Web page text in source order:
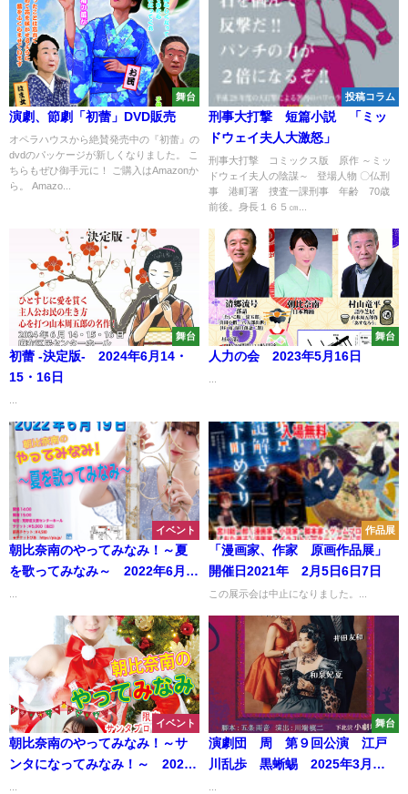
舞台
演劇、節劇「初蕾」DVD販売
オペラハウスから絶賛発売中の『初蕾』の
dvdのパッケージが新しくなりました。 こ
ちらもぜひ御手元に！ ご購入はAmazonか
ら。 Amazo...
投稿コラム
刑事大打撃 短篇小説 「ミッ
ドウェイ夫人大激怒」
刑事大打撃 コミックス版 原作 ～ミッ
ドウェイ夫人の陰謀～ 登場人物 〇仏刑
事 港町署 捜査一課刑事 年齢 70歳
前後。身長１６５㎝...
舞台
初蕾 -決定版- 2024年6月14・
15・16日
...
舞台
人力の会 2023年5月16日
...
イベント
朝比奈南のやってみなみ！～夏
を歌ってみなみ～ 2022年6月
作品展
「漫画家、作家 原画作品展」
開催日2021年 2月5日6日7日
この展示会は中止になりました。...
イベント
朝比奈南のやってみなみ！～サ
ンタになってみなみ！～ 2021
舞台
演劇団 周 第９回公演 江戸
川乱歩 黒蜥蜴 2025年3月